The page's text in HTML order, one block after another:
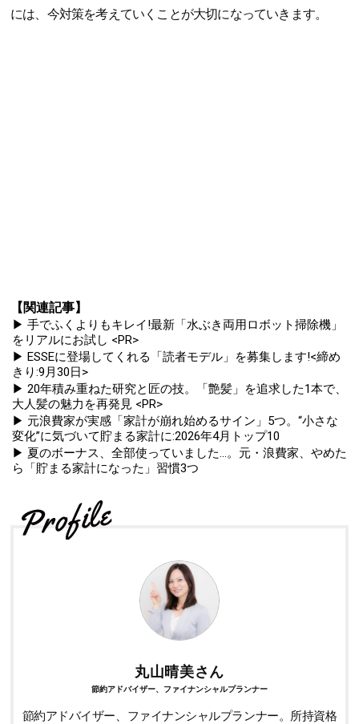
には、今対策を考えていくことが大切になっていきます。
【関連記事】
▶ 手でふくよりもキレイ!最新「水ぶき両用ロボット掃除機」
をリアルにお試し <PR>
▶ ESSEに登場してくれる「読者モデル」を募集します!<締め
きり:9月30日>
▶ 20年積み重ねた研究と匠の技。「艶髪」を追求した1本で、
大人髪の魅力を再発見 <PR>
▶ 元浪費家が実感「家計が崩れ始めるサイン」5つ。“小さな
変化”に気づいて貯まる家計に:2026年4月トップ10
▶ 夏のボーナス、全部使っていました...。元・浪費家、やめた
ら「貯まる家計になった」習慣3つ
丸山晴美さん
節約アドバイザー、ファイナンシャルプランナー
節約アドバイザー、ファイナンシャルプランナー。所持資格